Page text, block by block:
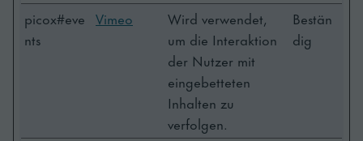
picox#eve
nts
Vimeo
Wird verwendet,
um die Interaktion
der Nutzer mit
eingebetteten
Inhalten zu
verfolgen.
Bestän
dig